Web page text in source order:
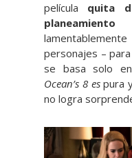
película quita
personajes –
se basa solo en
Ocean’s 8 espura
no logra